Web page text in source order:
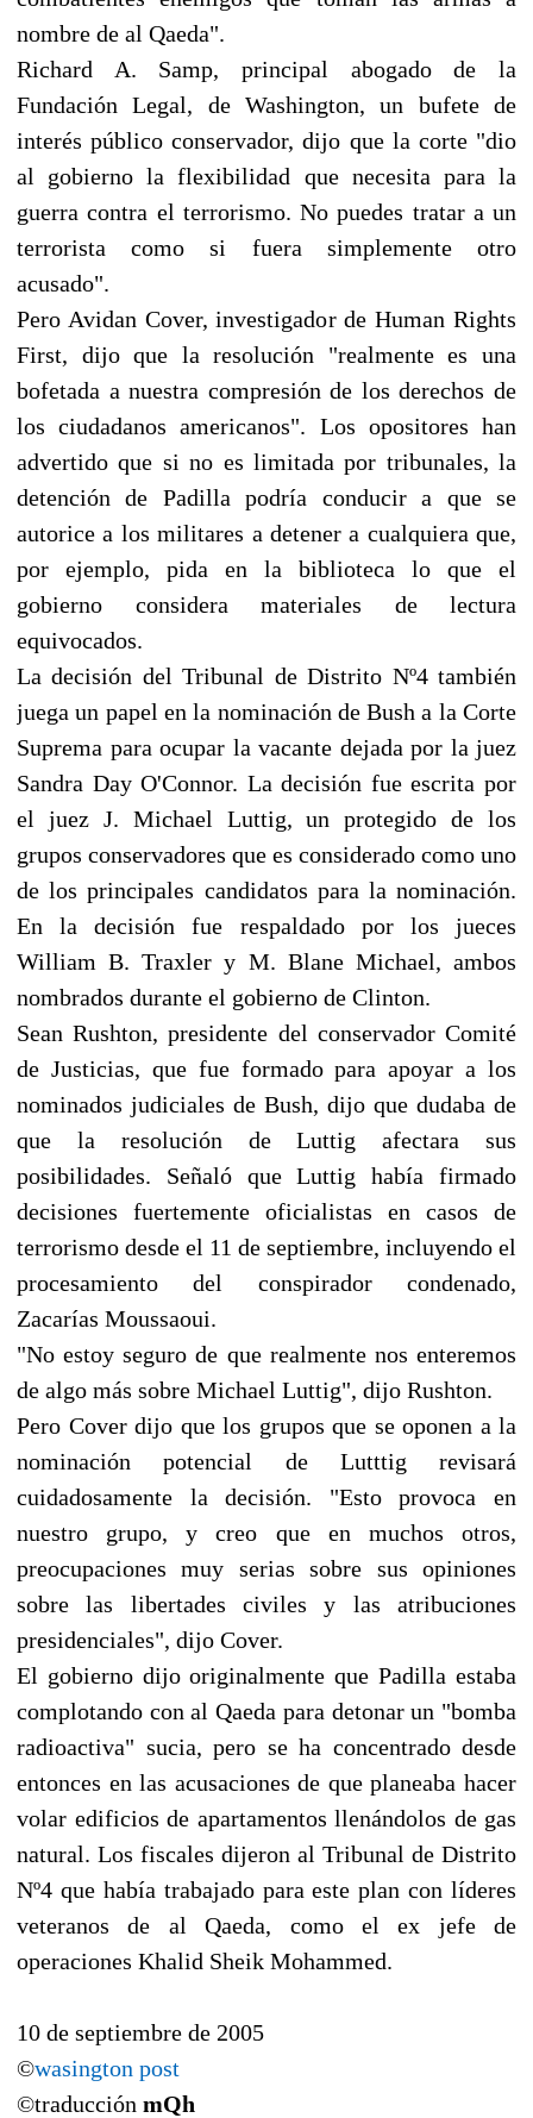
nombre de al Qaeda".
Richard A. Samp, principal abogado de la
Fundación Legal, de Washington, un bufete de
interés público conservador, dijo que la corte "dio
al gobierno la flexibilidad que necesita para la
guerra contra el terrorismo. No puedes tratar a un
terrorista como si fuera simplemente otro
acusado".
Pero Avidan Cover, investigador de Human Rights
First, dijo que la resolución "realmente es una
bofetada a nuestra compresión de los derechos de
los ciudadanos americanos". Los opositores han
advertido que si no es limitada por tribunales, la
detención de Padilla podría conducir a que se
autorice a los militares a detener a cualquiera que,
por ejemplo, pida en la biblioteca lo que el
gobierno considera materiales de lectura
equivocados.
La decisión del Tribunal de Distrito Nº4 también
juega un papel en la nominación de Bush a la Corte
Suprema para ocupar la vacante dejada por la juez
Sandra Day O'Connor. La decisión fue escrita por
el juez J. Michael Luttig, un protegido de los
grupos conservadores que es considerado como uno
de los principales candidatos para la nominación.
En la decisión fue respaldado por los jueces
William B. Traxler y M. Blane Michael, ambos
nombrados durante el gobierno de Clinton.
Sean Rushton, presidente del conservador Comité
de Justicias, que fue formado para apoyar a los
nominados judiciales de Bush, dijo que dudaba de
que la resolución de Luttig afectara sus
posibilidades. Señaló que Luttig había firmado
decisiones fuertemente oficialistas en casos de
terrorismo desde el 11 de septiembre, incluyendo el
procesamiento del conspirador condenado,
Zacarías Moussaoui.
"No estoy seguro de que realmente nos enteremos
de algo más sobre Michael Luttig", dijo Rushton.
Pero Cover dijo que los grupos que se oponen a la
nominación potencial de Lutttig revisará
cuidadosamente la decisión. "Esto provoca en
nuestro grupo, y creo que en muchos otros,
preocupaciones muy serias sobre sus opiniones
sobre las libertades civiles y las atribuciones
presidenciales", dijo Cover.
El gobierno dijo originalmente que Padilla estaba
complotando con al Qaeda para detonar un "bomba
radioactiva" sucia, pero se ha concentrado desde
entonces en las acusaciones de que planeaba hacer
volar edificios de apartamentos llenándolos de gas
natural. Los fiscales dijeron al Tribunal de Distrito
Nº4 que había trabajado para este plan con líderes
veteranos de al Qaeda, como el ex jefe de
operaciones Khalid Sheik Mohammed.
10 de septiembre de 2005
©wasington post
©traducción mQh